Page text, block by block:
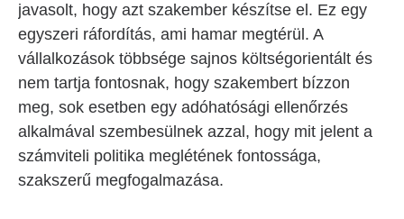
javasolt, hogy azt szakember készítse el. Ez egy
egyszeri ráfordítás, ami hamar megtérül. A
vállalkozások többsége sajnos költségorientált és
nem tartja fontosnak, hogy szakembert bízzon
meg, sok esetben egy adóhatósági ellenőrzés
alkalmával szembesülnek azzal, hogy mit jelent a
számviteli politika meglétének fontossága,
szakszerű megfogalmazása.